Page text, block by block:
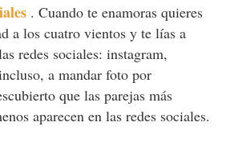
. Cuando te enamoras quieres
a los cuatro vientos y te lías a
redes sociales: instagram,
a mandar foto por
que las parejas más
aparecen en las redes sociales.